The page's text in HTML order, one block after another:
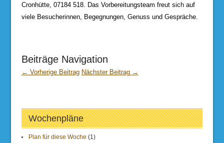
Cronhütte, 07184 518. Das Vorbereitungsteam freut sich auf
viele Besucherinnen, Begegnungen, Genuss und Gespräche.
Beiträge Navigation
← Vorherige Beitrag Nächster Beitrag →
Wochenpläne
Plan für diese Woche (1)